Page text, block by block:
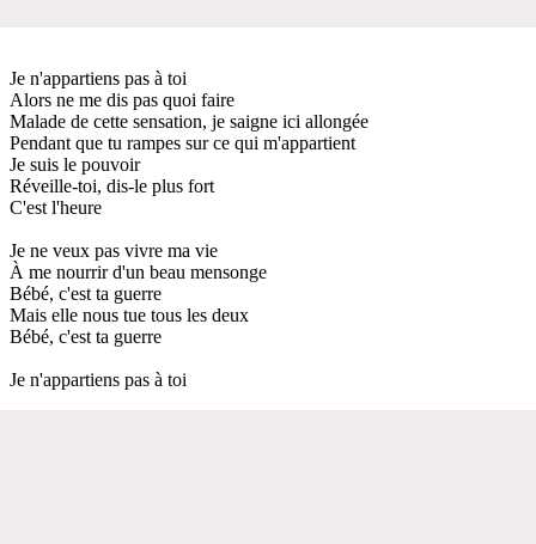
Je n'appartiens pas à toi
Alors ne me dis pas quoi faire
Malade de cette sensation, je saigne ici allongée
Pendant que tu rampes sur ce qui m'appartient
Je suis le pouvoir
Réveille-toi, dis-le plus fort
C'est l'heure
Je ne veux pas vivre ma vie
À me nourrir d'un beau mensonge
Bébé, c'est ta guerre
Mais elle nous tue tous les deux
Bébé, c'est ta guerre
Je n'appartiens pas à toi